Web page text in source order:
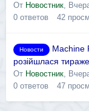
От Новостник,
0 ответов 42
Новости
Machine
розійшлася
От Новостник
0 ответов 47